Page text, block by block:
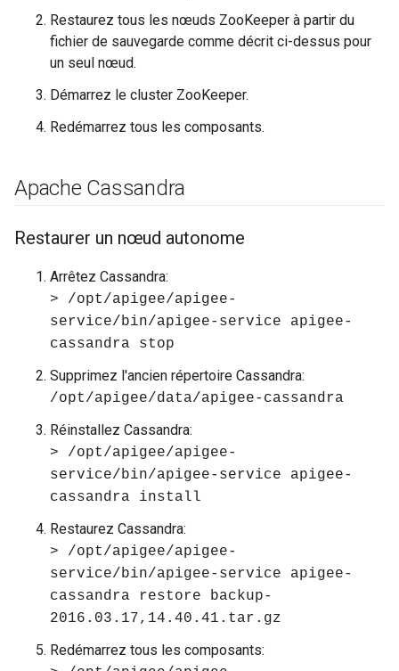
Restaurez tous les nœuds ZooKeeper à partir du
fichier de sauvegarde comme décrit ci-dessus pour
un seul nœud.
Démarrez le cluster ZooKeeper.
Redémarrez tous les composants.
Apache Cassandra
Restaurer un nœud autonome
Arrêtez Cassandra:
> /opt/apigee/apigee-
service/bin/apigee-service apigee-
cassandra stop
Supprimez l'ancien répertoire Cassandra:
/opt/apigee/data/apigee-cassandra
Réinstallez Cassandra:
> /opt/apigee/apigee-
service/bin/apigee-service apigee-
cassandra install
Restaurez Cassandra:
> /opt/apigee/apigee-
service/bin/apigee-service apigee-
cassandra restore backup-
2016.03.17,14.40.41.tar.gz
Redémarrez tous les composants: